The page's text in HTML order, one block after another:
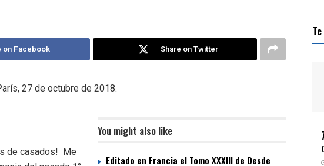
on Facebook Share on Twitter
27 de octubre de 2018.
You might also like
Editado en Francia el Tomo XXXIII de Desde
de casados! Me